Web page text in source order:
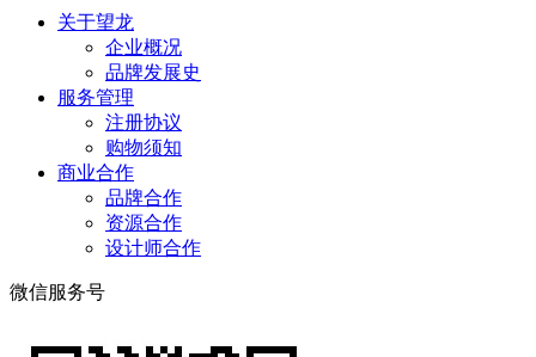
关于望龙
企业概况
品牌发展史
服务管理
注册协议
购物须知
商业合作
品牌合作
资源合作
设计师合作
微信服务号